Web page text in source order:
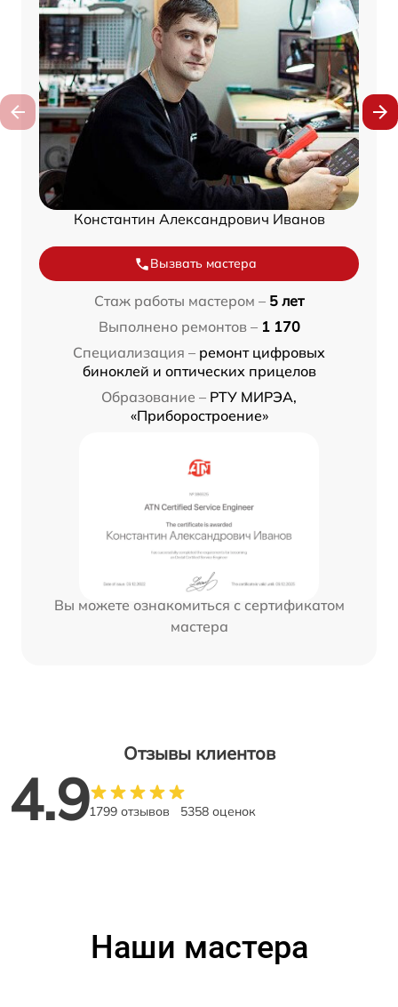
Константин Александрович Иванов
Вызвать мастера
Стаж работы мастером – 5 лет
Выполнено ремонтов – 1 170
Специализация – ремонт цифровых
биноклей и оптических прицелов
Образование – РТУ МИРЭА,
«Приборостроение»
Вы можете ознакомиться с сертификатом
мастера
Отзывы клиентов
4.91799 отзывов 5358 оценок
Наши мастера